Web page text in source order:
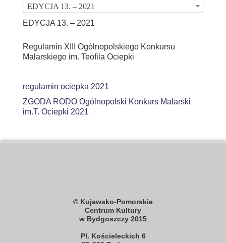
EDYCJA 13. – 2021
EDYCJA 13. – 2021
Regulamin XIII Ogólnopolskiego Konkursu
Malarskiego im. Teofila Ociepki
regulamin ociepka 2021
ZGODA RODO Ogólnopolski Konkurs Malarski
im.T. Ociepki 2021
© Kujawsko-Pomorskie
Centrum Kultury
w Bydgoszczy 2015
Pl. Kościeleckich 6